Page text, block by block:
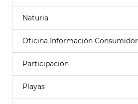
Naturia
Oficina Información Consumidor
Participación
Playas